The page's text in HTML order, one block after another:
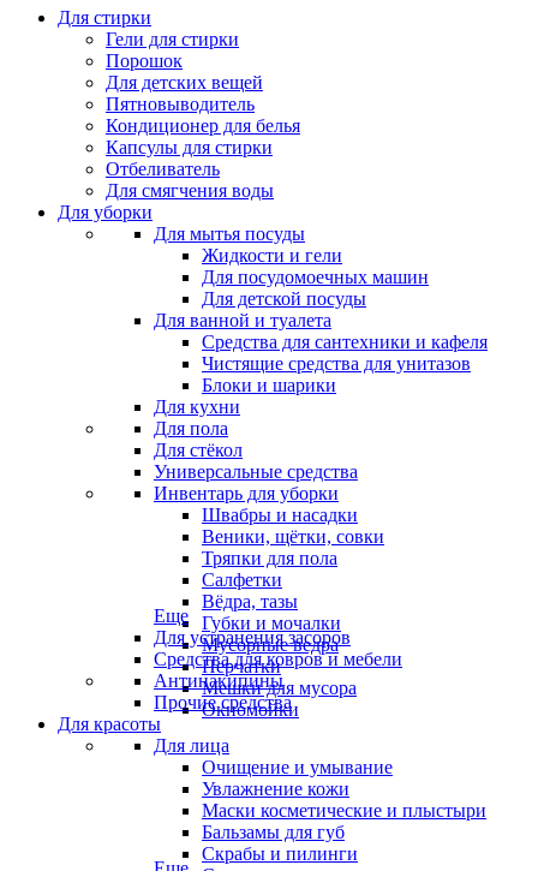
Для стирки
Гели для стирки
Порошок
Для детских вещей
Пятновыводитель
Кондиционер для белья
Капсулы для стирки
Отбеливатель
Для смягчения воды
Для уборки
Для мытья посуды
Жидкости и гели
Для посудомоечных машин
Для детской посуды
Для ванной и туалета
Средства для сантехники и кафеля
Чистящие средства для унитазов
Блоки и шарики
Для кухни
Для пола
Для стёкол
Универсальные средства
Инвентарь для уборки
Швабры и насадки
Веники, щётки, совки
Тряпки для пола
Салфетки
Вёдра, тазы
Губки и мочалки
Мусорные ведра
Перчатки
Мешки для мусора
Окномойки
Еще
Для устранения засоров
Средства для ковров и мебели
Антинакипины
Прочие средства
Для красоты
Для лица
Очищение и умывание
Увлажнение кожи
Маски косметические и плыстыри
Бальзамы для губ
Скрабы и пилинги